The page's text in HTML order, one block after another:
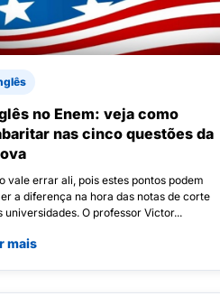
no Enem: veja como
nas cinco questões da
vale errar ali, pois estes pontos podem
a diferença na hora das notas de corte
universidades. O professor Victor...
mais